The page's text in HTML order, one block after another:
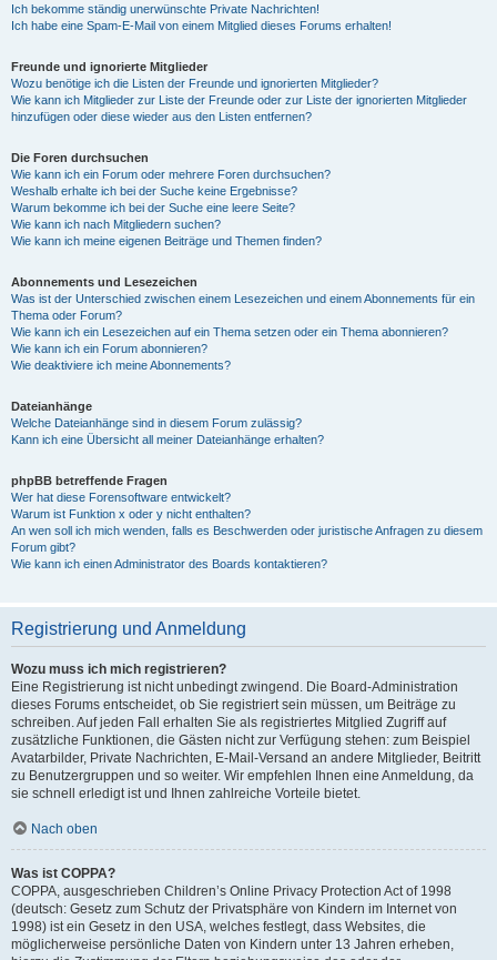
Ich bekomme ständig unerwünschte Private Nachrichten!
Ich habe eine Spam-E-Mail von einem Mitglied dieses Forums erhalten!
Freunde und ignorierte Mitglieder
Wozu benötige ich die Listen der Freunde und ignorierten Mitglieder?
Wie kann ich Mitglieder zur Liste der Freunde oder zur Liste der ignorierten Mitglieder
hinzufügen oder diese wieder aus den Listen entfernen?
Die Foren durchsuchen
Wie kann ich ein Forum oder mehrere Foren durchsuchen?
Weshalb erhalte ich bei der Suche keine Ergebnisse?
Warum bekomme ich bei der Suche eine leere Seite?
Wie kann ich nach Mitgliedern suchen?
Wie kann ich meine eigenen Beiträge und Themen finden?
Abonnements und Lesezeichen
Was ist der Unterschied zwischen einem Lesezeichen und einem Abonnements für ein
Thema oder Forum?
Wie kann ich ein Lesezeichen auf ein Thema setzen oder ein Thema abonnieren?
Wie kann ich ein Forum abonnieren?
Wie deaktiviere ich meine Abonnements?
Dateianhänge
Welche Dateianhänge sind in diesem Forum zulässig?
Kann ich eine Übersicht all meiner Dateianhänge erhalten?
phpBB betreffende Fragen
Wer hat diese Forensoftware entwickelt?
Warum ist Funktion x oder y nicht enthalten?
An wen soll ich mich wenden, falls es Beschwerden oder juristische Anfragen zu diesem
Forum gibt?
Wie kann ich einen Administrator des Boards kontaktieren?
Registrierung und Anmeldung
Wozu muss ich mich registrieren?
Eine Registrierung ist nicht unbedingt zwingend. Die Board-Administration
dieses Forums entscheidet, ob Sie registriert sein müssen, um Beiträge zu
schreiben. Auf jeden Fall erhalten Sie als registriertes Mitglied Zugriff auf
zusätzliche Funktionen, die Gästen nicht zur Verfügung stehen: zum Beispiel
Avatarbilder, Private Nachrichten, E-Mail-Versand an andere Mitglieder, Beitritt
zu Benutzergruppen und so weiter. Wir empfehlen Ihnen eine Anmeldung, da
sie schnell erledigt ist und Ihnen zahlreiche Vorteile bietet.
Nach oben
Was ist COPPA?
COPPA, ausgeschrieben Children’s Online Privacy Protection Act of 1998
(deutsch: Gesetz zum Schutz der Privatsphäre von Kindern im Internet von
1998) ist ein Gesetz in den USA, welches festlegt, dass Websites, die
möglicherweise persönliche Daten von Kindern unter 13 Jahren erheben,